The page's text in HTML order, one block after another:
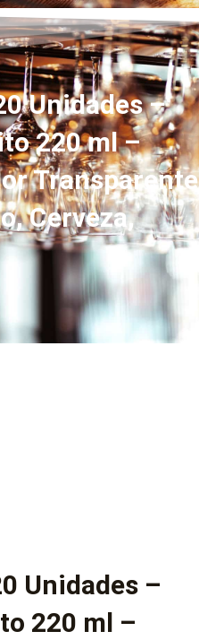
Unidades –
220 ml –
Transparente
Cerveza,
Unidades –
220 ml –